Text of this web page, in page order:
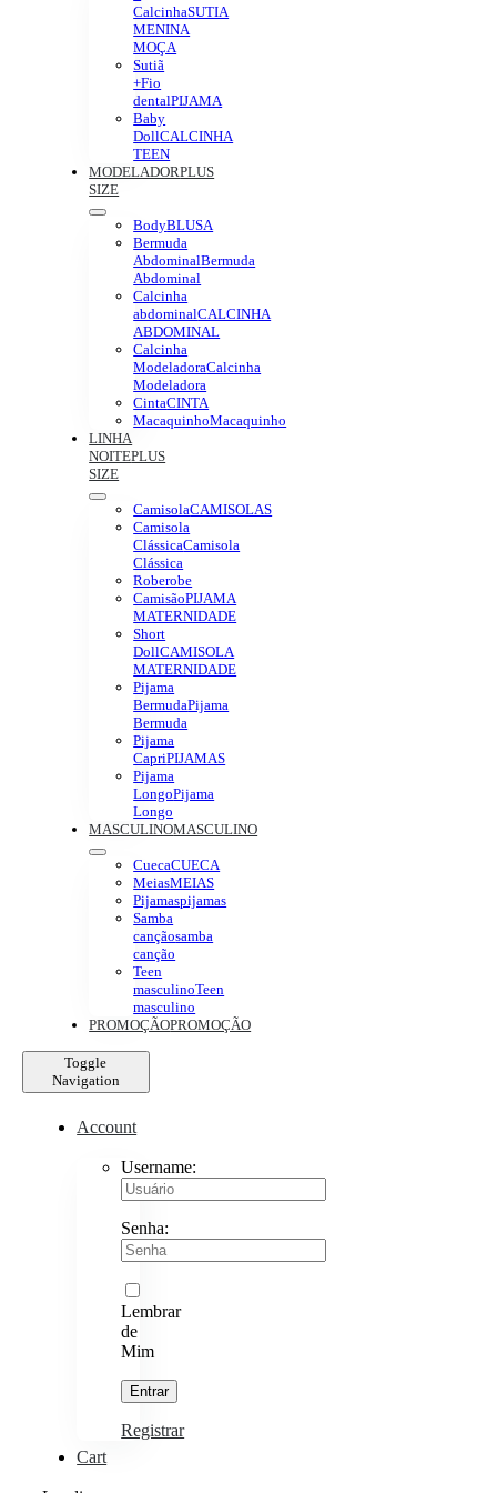
CalcinhaSUTIA
MENINA
MOÇA
Sutiã
+Fio
dentalPIJAMA
Baby
DollCALCINHA
TEEN
MODELADORPLUS
SIZE
BodyBLUSA
Bermuda
AbdominalBermuda
Abdominal
Calcinha
abdominalCALCINHA
ABDOMINAL
Calcinha
ModeladoraCalcinha
Modeladora
CintaCINTA
MacaquinhoMacaquinho
LINHA
NOITEPLUS
SIZE
CamisolaCAMISOLAS
Camisola
ClássicaCamisola
Clássica
Roberobe
CamisãoPIJAMA
MATERNIDADE
Short
DollCAMISOLA
MATERNIDADE
Pijama
BermudaPijama
Bermuda
Pijama
CapriPIJAMAS
Pijama
LongoPijama
Longo
MASCULINOMASCULINO
CuecaCUECA
MeiasMEIAS
Pijamaspijamas
Samba
cançãosamba
canção
Teen
masculinoTeen
masculino
PROMOÇÃOPROMOÇÃO
Toggle
Navigation
Account
Username:
Senha:
Lembrar
de
Mim
Registrar
Cart